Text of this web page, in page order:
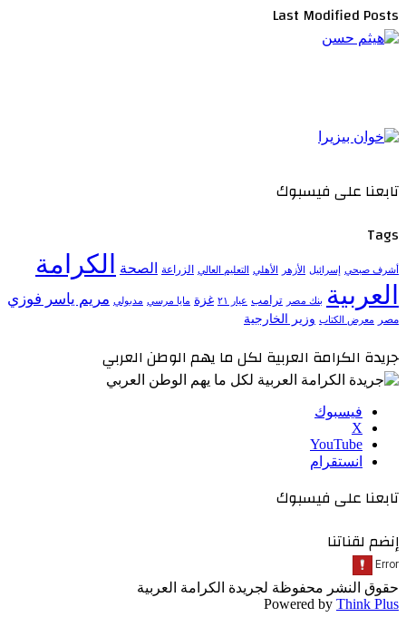
Last Modified Posts
تابعنا على فيسبوك
Tags
أشرف صبحي إسرائيل الأزهر الأهلي التعليم العالي الزراعة الصحة
الكرامة
العربية
بنك مصر ترامب عيار ٢١ غزة مايا مرسي مدبولي مريم ياسر فوزي
مصر معرض الكتاب وزير الخارجية
جريدة الكرامة العربية لكل ما يهم الوطن العربي
فيسبوك
‫X
‫YouTube
انستقرام
تابعنا على فيسبوك
إنضم لقناتنا
حقوق النشر محفوظة لجريدة الكرامة العربية
Powered by Think Plus